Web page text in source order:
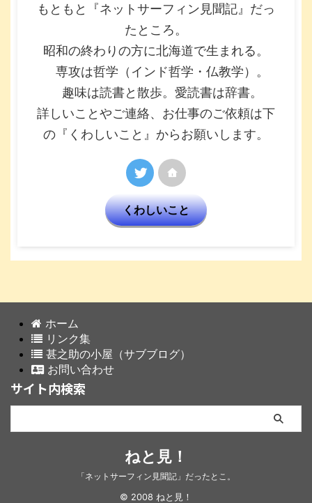
もともと『ネットサーフィン見聞記』だっ
たところ。
昭和の終わりの方に北海道で生まれる。
専攻は哲学（インド哲学・仏教学）。
趣味は読書と散歩。愛読書は辞書。
詳しいことやご連絡、お仕事のご依頼は下
の『くわしいこと』からお願いします。
くわしいこと
ホーム
リンク集
甚之助の小屋（サブブログ）
お問い合わせ
サイト内検索
ねと見！
「ネットサーフィン見聞記」だったとこ。
© 2008 ねと見！